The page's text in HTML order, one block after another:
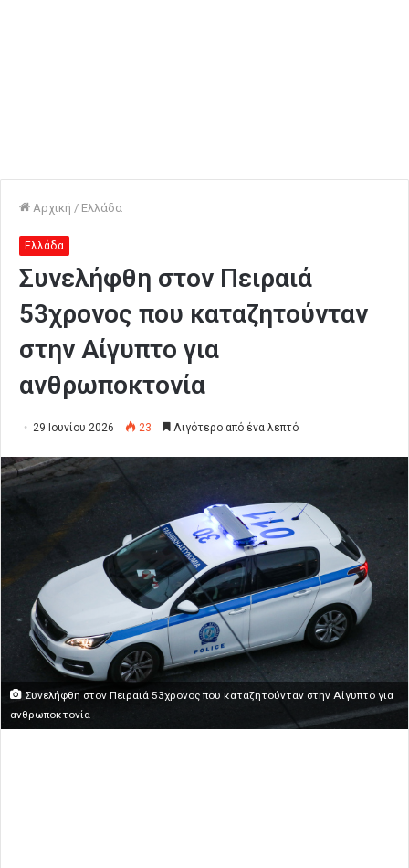
Αρχική / Ελλάδα
Ελλάδα
Συνελήφθη στον Πειραιά
53χρονος που καταζητούνταν
στην Αίγυπτο για
ανθρωποκτονία
29 Ιουνίου 2026 23 Λιγότερο από ένα λεπτό
Συνελήφθη στον Πειραιά 53χρονος που καταζητούνταν στην Αίγυπτο για
ανθρωποκτονία